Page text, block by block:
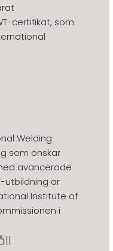
certifikat, som
Welding
som önskar
avancerade
utbildning är
Institute of
i